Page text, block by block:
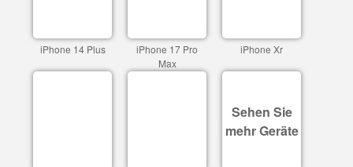
iPhone 14 Plus
iPhone 17 Pro
Max
iPhone Xr
Sehen Sie
mehr Geräte